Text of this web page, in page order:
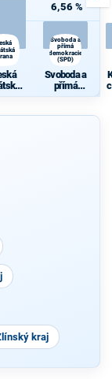
6,56 %
Svoboda a
přímá
demokracie
(SPD)
Svoboda a
přímá
demokraci
kraj